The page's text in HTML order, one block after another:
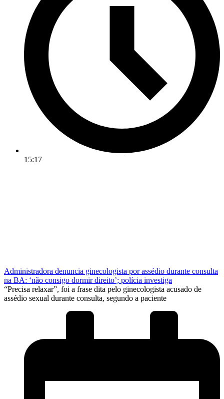
15:17
Administradora denuncia ginecologista por assédio durante consulta
na BA: ‘não consigo dormir direito’; polícia investiga
“Precisa relaxar”, foi a frase dita pelo ginecologista acusado de
assédio sexual durante consulta, segundo a paciente